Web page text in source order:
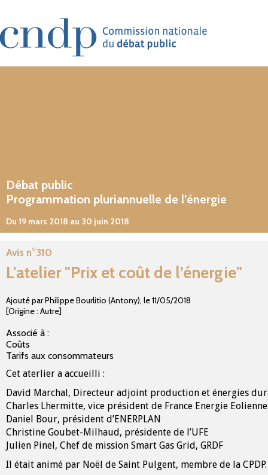
Débat public
Programmation pluriannuelle de l’énergie
Du 19 mars 2018 au 30 juin 2018
Avis n°310
L'atelier "Prix et coût de l’énergie"
Ajouté par Philippe Bourlitio (Antony), le11/05/2018
[Origine : Autre]
Associé à :
Coûts
Tarifs aux consommateurs
Cet aterlier a accueilli :
David Marchal, Directeur adjoint production et énergies
Charles Lhermitte, vice président de France Energie Eolienne
Daniel Bour, président d’ENERPLAN
Christine Goubet-Milhaud, présidente de l’UFE
Julien Pinel, Chef de mission Smart Gas Grid, GRDF
Il était animé par Noël de Saint Pulgent, membre de la CPDP.